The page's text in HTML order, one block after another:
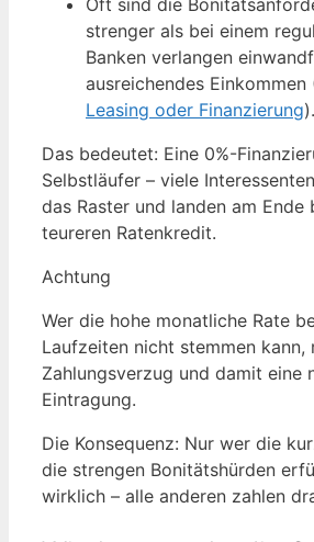
Oft sind die
strenger als bei einem
Banken verlangen
ausreichendes Einkommen
Leasing oder Finanzierung).
Das bedeutet: Eine 0%-
Selbstläufer – viele
das Raster und landen am Ende
teureren Ratenkredit.
Achtung
Wer die hohe monatliche Rate
Laufzeiten nicht stemmen kann,
Zahlungsverzug und damit eine
Eintragung.
Die Konsequenz: Nur wer die
die strengen Bonitätshürden
wirklich – alle anderen zahlen